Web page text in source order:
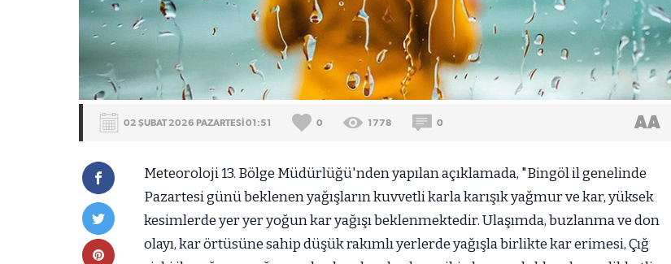
02 ŞUBAT 2026 PAZARTESİ 01:51 0 1778 0 AA
Meteoroloji 13. Bölge Müdürlüğü'nden yapılan açıklamada, "Bingöl il genelinde
Pazartesi günü beklenen yağışların kuvvetli karla karışık yağmur ve kar, yüksek
kesimlerde yer yer yoğun kar yağışı beklenmektedir. Ulaşımda, buzlanma ve don
olayı, kar örtüsüne sahip düşük rakımlı yerlerde yağışla birlikte kar erimesi, Çığ